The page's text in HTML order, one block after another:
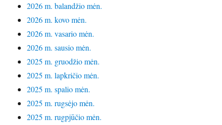
2026 m. balandžio mėn.
2026 m. kovo mėn.
2026 m. vasario mėn.
2026 m. sausio mėn.
2025 m. gruodžio mėn.
2025 m. lapkričio mėn.
2025 m. spalio mėn.
2025 m. rugsėjo mėn.
2025 m. rugpjūčio mėn.